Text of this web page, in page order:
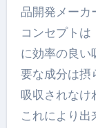
品開発メー
コンセプト
に効率の良い
要な成分は摂
吸収されなけ
これにより出